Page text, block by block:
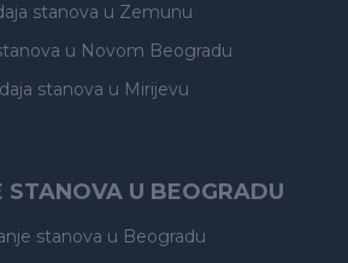
stanova u Zemunu
u Novom Beogradu
stanova u Mirijevu
STANOVA U BEOGRADU
stanova u Beogradu